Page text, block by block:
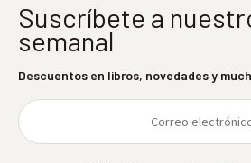
Suscríbete a
semanal
Descuentos en libros, novedades y